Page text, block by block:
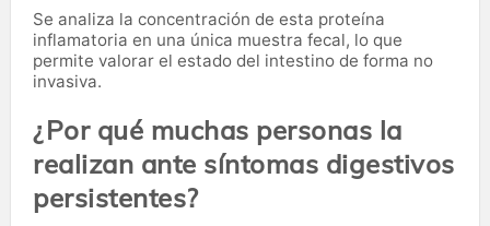
Se analiza la concentración de esta proteína
inflamatoria en una única muestra fecal, lo que
permite valorar el estado del intestino de forma no
invasiva.
¿Por qué muchas personas la
realizan ante síntomas digestivos
persistentes?